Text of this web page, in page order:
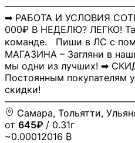
➡ РАБОТА И УСЛОВИЯ
000₽ В НЕДЕЛЮ? ЛЕГКО!
команде. Пиши в ЛС с
МАГАЗИНА – Загляни в
мы одни из лучших! ➡
Постоянным покупателям
скидки!
Самара, Тольятти,
от 645₽ / 0.31г
~0.00012016 ₿